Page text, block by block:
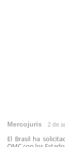
Mercojuris 2 de
El Brasil ha